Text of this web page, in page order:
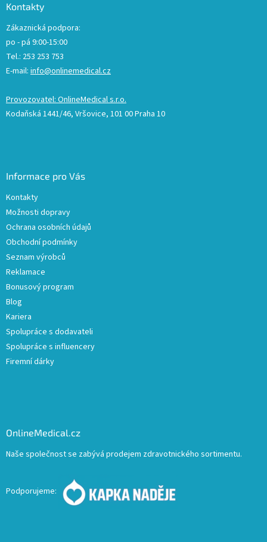
Kontakty
Zákaznická podpora:
po - pá 9:00-15:00
Tel.: 253 253 753
E-mail: info@onlinemedical.cz
Provozovatel: OnlineMedical s.r.o.
Kodaňská 1441/46, Vršovice, 101 00 Praha 10
Informace pro Vás
Kontakty
Možnosti dopravy
Ochrana osobních údajů
Obchodní podmínky
Seznam výrobců
Reklamace
Bonusový program
Blog
Kariera
Spolupráce s dodavateli
Spolupráce s influencery
Firemní dárky
OnlineMedical.cz
Naše společnost se zabývá prodejem zdravotnického sortimentu.
Podporujeme: